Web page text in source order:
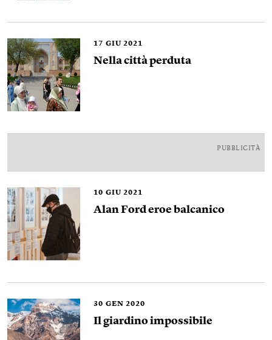
17 GIU 2021
Nella città perduta
PUBBLICITÀ
10 GIU 2021
Alan Ford eroe balcanico
30 GEN 2020
Il giardino impossibile